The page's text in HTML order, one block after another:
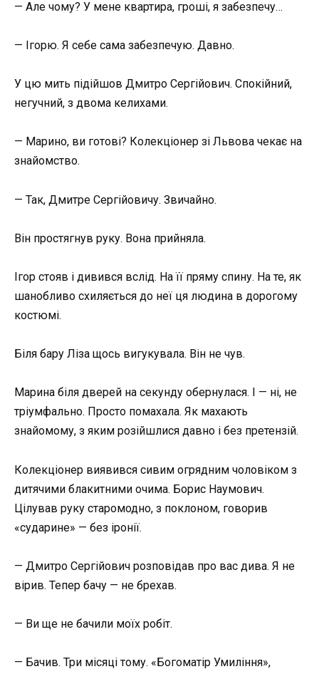
— Але чому? У мене квартира, гроші, я забезпечу…
— Ігорю. Я себе сама забезпечую. Давно.
У цю мить підійшов Дмитро Сергійович. Спокійний,
негучний, з двома келихами.
— Марино, ви готові? Колекціонер зі Львова чекає на
знайомство.
— Так, Дмитре Сергійовичу. Звичайно.
Він простягнув руку. Вона прийняла.
Ігор стояв і дивився вслід. На її пряму спину. На те, як
шанобливо схиляється до неї ця людина в дорогому
костюмі.
Біля бару Ліза щось вигукувала. Він не чув.
Марина біля дверей на секунду обернулася. І — ні, не
тріумфально. Просто помахала. Як махають
знайомому, з яким розійшлися давно і без претензій.
Колекціонер виявився сивим огрядним чоловіком з
дитячими блакитними очима. Борис Наумович.
Цілував руку старомодно, з поклоном, говорив
«сударине» — без іронії.
— Дмитро Сергійович розповідав про вас дива. Я не
вірив. Тепер бачу — не брехав.
— Ви ще не бачили моїх робіт.
— Бачив. Три місяці тому. «Богоматір Умиління»,